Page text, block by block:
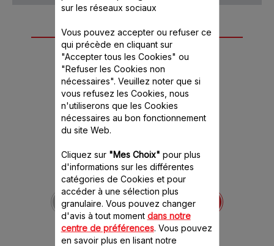
Autre(s) accessoire(s)
recommandé(s)
Râpe gros orange SS-
194077
Râpez grossièrement vos
légumes !
Stock disponible.
sur les réseaux sociaux
Vous pouvez accepter ou refuser ce
qui précède en cliquant sur
"Accepter tous les Cookies" ou
"Refuser les Cookies non
nécessaires". Veuillez noter que si
vous refusez les Cookies, nous
n'utiliserons que les Cookies
nécessaires au bon fonctionnement
du site Web.
Cliquez sur "Mes Choix" pour plus
d'informations sur les différentes
catégories de Cookies et pour
accéder à une sélection plus
granulaire. Vous pouvez changer
d'avis à tout moment dans notre
centre de préférences. Vous pouvez
en savoir plus en lisant notre